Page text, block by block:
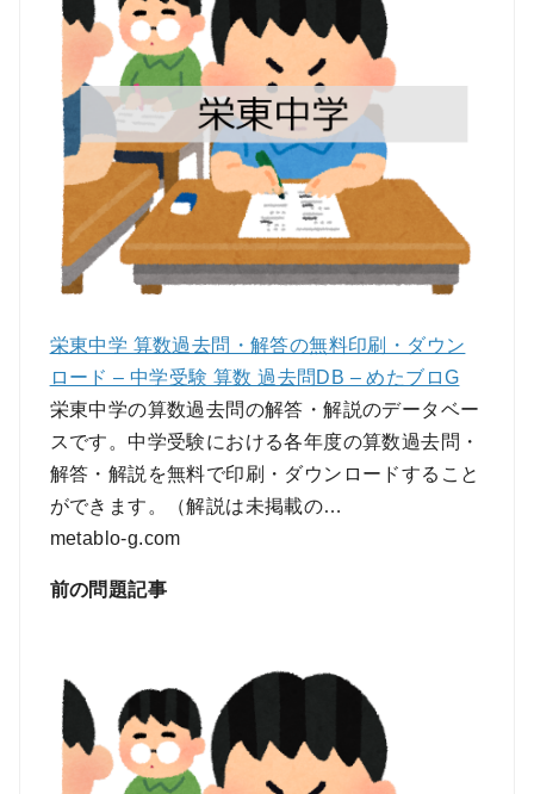
栄東中学 算数過去問・解答の無料印刷・ダウン
ロード – 中学受験 算数 過去問DB – めたブロG
栄東中学の算数過去問の解答・解説のデータベー
スです。中学受験における各年度の算数過去問・
解答・解説を無料で印刷・ダウンロードすること
ができます。（解説は未掲載の…
metablo-g.com
前の問題記事